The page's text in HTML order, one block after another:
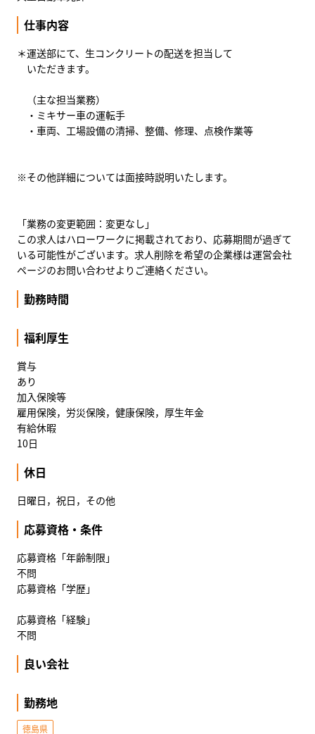
仕事内容
＊運送部にて、生コンクリートの配送を担当して
いただきます。
（主な担当業務）
・ミキサー車の運転手
・車両、工場設備の清掃、整備、修理、点検作業等
※その他詳細については面接時説明いたします。
「業務の変更範囲：変更なし」
この求人はハローワークに掲載されており、応募期間が過ぎて
いる可能性がございます。求人削除を希望の企業様は運営会社
ページのお問い合わせよりご連絡ください。
勤務時間
福利厚生
賞与
あり
加入保険等
雇用保険，労災保険，健康保険，厚生年金
有給休暇
10日
休日
日曜日，祝日，その他
応募資格・条件
応募資格「年齢制限」
不問
応募資格「学歴」
応募資格「経験」
不問
良い会社
勤務地
徳島県